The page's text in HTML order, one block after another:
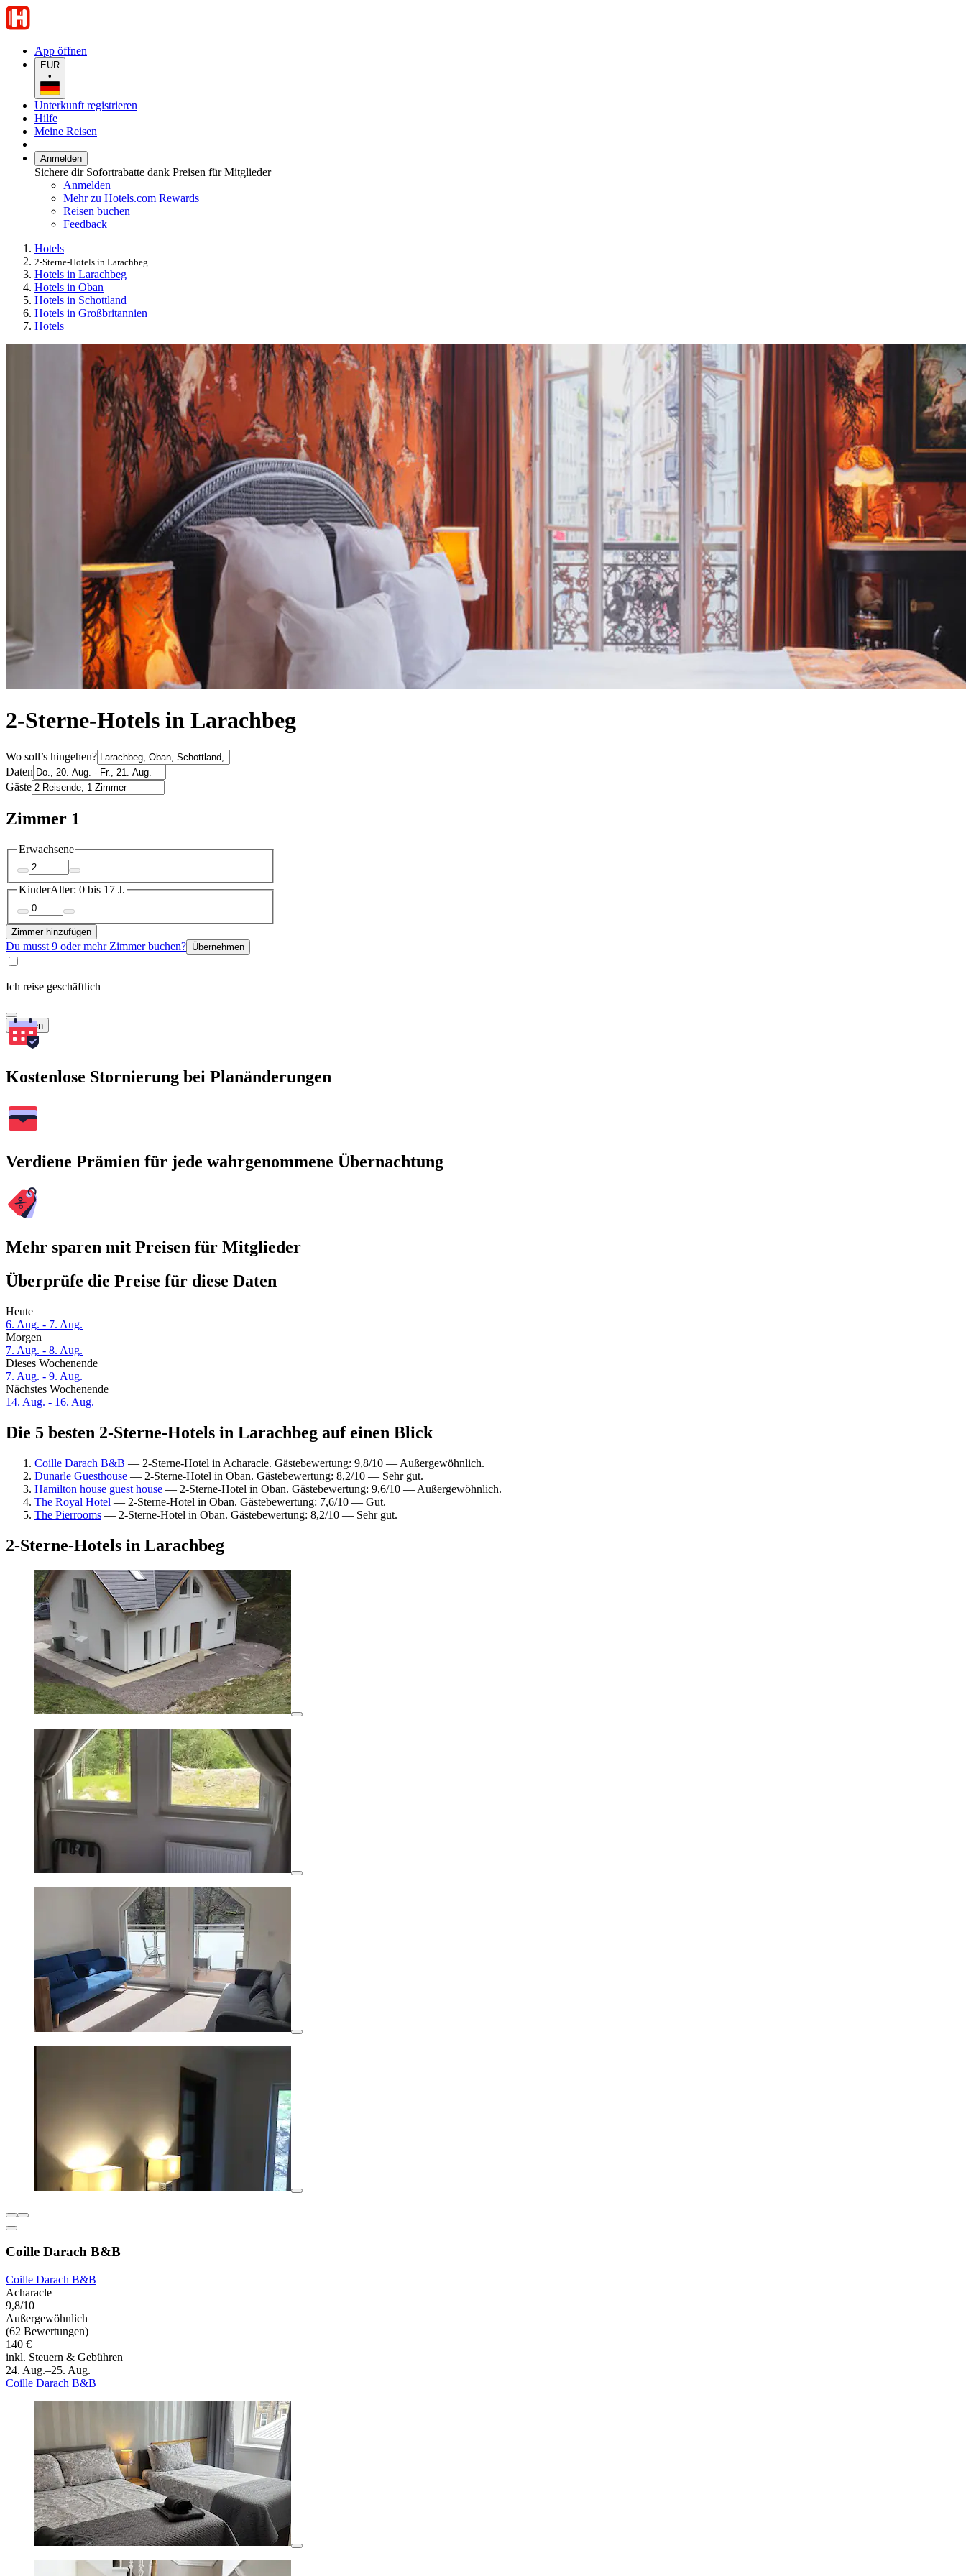
App öffnen
EUR
•
Unterkunft registrieren
Hilfe
Meine Reisen
Anmelden
Sichere dir Sofortrabatte dank Preisen für Mitglieder
Anmelden
Mehr zu Hotels.com Rewards
Reisen buchen
Feedback
Hotels
2-Sterne-Hotels in Larachbeg
Hotels in Larachbeg
Hotels in Oban
Hotels in Schottland
Hotels in Großbritannien
Hotels
2-Sterne-Hotels in Larachbeg
Wo soll’s hingehen?
Daten
Gäste
Zimmer 1
Erwachsene
KinderAlter: 0 bis 17 J.
Zimmer hinzufügen
Du musst 9 oder mehr Zimmer buchen? Übernehmen
Ich reise geschäftlich
Suchen
Kostenlose Stornierung bei Planänderungen
Verdiene Prämien für jede wahrgenommene Übernachtung
Mehr sparen mit Preisen für Mitglieder
Überprüfe die Preise für diese Daten
Heute
6. Aug. - 7. Aug.
Morgen
7. Aug. - 8. Aug.
Dieses Wochenende
7. Aug. - 9. Aug.
Nächstes Wochenende
14. Aug. - 16. Aug.
Die 5 besten 2-Sterne-Hotels in Larachbeg auf einen Blick
Coille Darach B&B — 2-Sterne-Hotel in Acharacle. Gästebewertung: 9,8/10 — Außergewöhnlich.
Dunarle Guesthouse — 2-Sterne-Hotel in Oban. Gästebewertung: 8,2/10 — Sehr gut.
Hamilton house guest house — 2-Sterne-Hotel in Oban. Gästebewertung: 9,6/10 — Außergewöhnlich.
The Royal Hotel — 2-Sterne-Hotel in Oban. Gästebewertung: 7,6/10 — Gut.
The Pierrooms — 2-Sterne-Hotel in Oban. Gästebewertung: 8,2/10 — Sehr gut.
2-Sterne-Hotels in Larachbeg
Coille Darach B&B
Coille Darach B&B
Acharacle
9,8/10
Außergewöhnlich
(62 Bewertungen)
140 €
inkl. Steuern & Gebühren
24. Aug.–25. Aug.
Coille Darach B&B